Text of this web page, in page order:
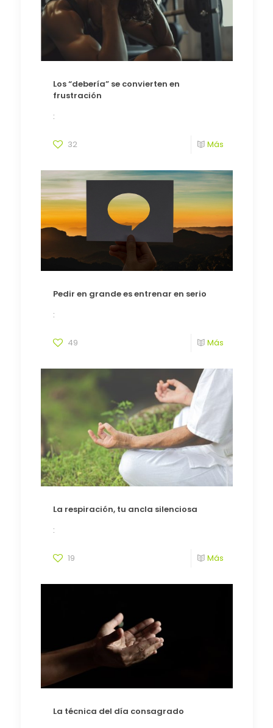
Los “debería” se convierten en
frustración
:
32 Más
Pedir en grande es entrenar en serio
:
49 Más
La respiración, tu ancla silenciosa
:
19 Más
La técnica del día consagrado